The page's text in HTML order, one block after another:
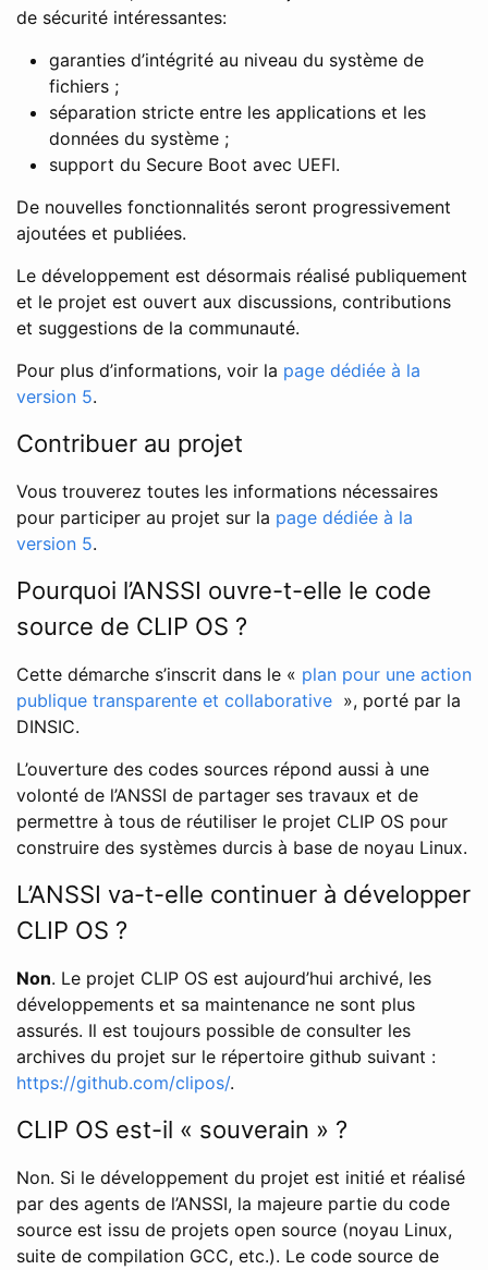
de sécurité intéressantes:
garanties d’intégrité au niveau du système de
fichiers ;
séparation stricte entre les applications et les
données du système ;
support du Secure Boot avec UEFI.
De nouvelles fonctionnalités seront progressivement
ajoutées et publiées.
Le développement est désormais réalisé publiquement
et le projet est ouvert aux discussions, contributions
et suggestions de la communauté.
Pour plus d’informations, voir la page dédiée à la
version 5.
Contribuer au projet
Vous trouverez toutes les informations nécessaires
pour participer au projet sur la page dédiée à la
version 5.
Pourquoi l’ANSSI ouvre-t-elle le code
source de CLIP OS ?
Cette démarche s’inscrit dans le « plan pour une action
publique transparente et collaborative », porté par la
DINSIC.
L’ouverture des codes sources répond aussi à une
volonté de l’ANSSI de partager ses travaux et de
permettre à tous de réutiliser le projet CLIP OS pour
construire des systèmes durcis à base de noyau Linux.
L’ANSSI va-t-elle continuer à développer
CLIP OS ?
Non. Le projet CLIP OS est aujourd’hui archivé, les
développements et sa maintenance ne sont plus
assurés. Il est toujours possible de consulter les
archives du projet sur le répertoire github suivant :
https://github.com/clipos/.
CLIP OS est-il « souverain » ?
Non. Si le développement du projet est initié et réalisé
par des agents de l’ANSSI, la majeure partie du code
source est issu de projets open source (noyau Linux,
suite de compilation GCC, etc.). Le code source de